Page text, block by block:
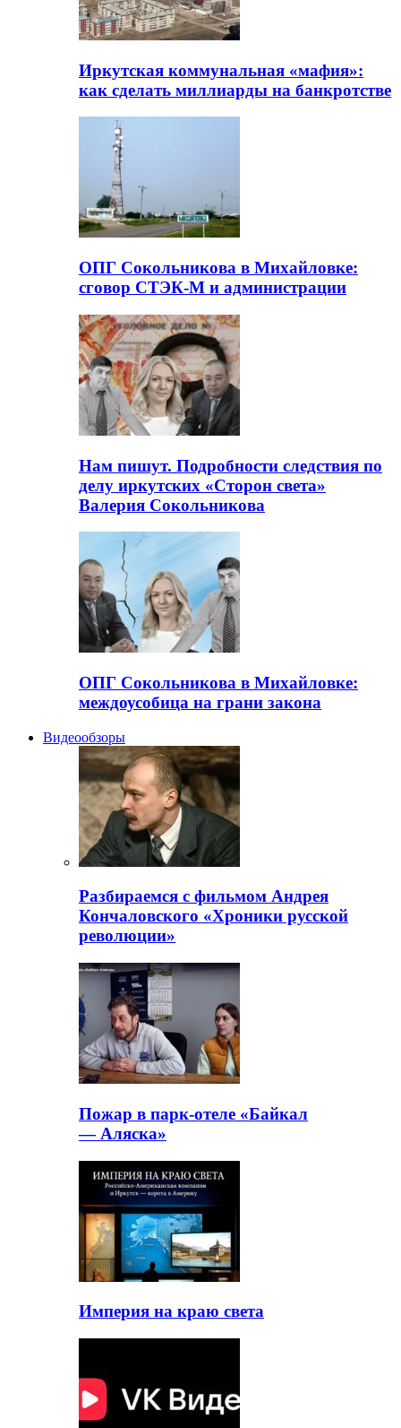
Иркутская коммунальная «мафия»:
как сделать миллиарды на банкротстве
ОПГ Сокольникова в Михайловке:
сговор СТЭК-М и администрации
Нам пишут. Подробности следствия по
делу иркутских «Сторон света»
Валерия Сокольникова
ОПГ Сокольникова в Михайловке:
междоусобица на грани закона
Видеообзоры
Разбираемся с фильмом Андрея
Кончаловского «Хроники русской
революции»
Пожар в парк-отеле «Байкал
— Аляска»
Империя на краю света